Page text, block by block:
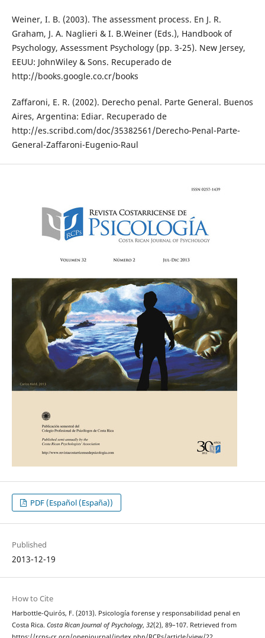
Weiner, I. B. (2003). The assessment process. En J. R.
Graham, J. A. Naglieri & I. B.Weiner (Eds.), Handbook of
Psychology, Assessment Psychology (pp. 3-25). New Jersey,
EEUU: JohnWiley & Sons. Recuperado de
http://books.google.co.cr/books
Zaffaroni, E. R. (2002). Derecho penal. Parte General. Buenos
Aires, Argentina: Ediar. Recuperado de
http://es.scribd.com/doc/35382561/Derecho-Penal-Parte-
General-Zaffaroni-Eugenio-Raul
PDF (Español (España))
Published
2013-12-19
How to Cite
Harbottle-Quirós, F. (2013). Psicología forense y responsabilidad penal en
Costa Rica. Costa Rican Journal of Psychology, 32(2), 89–107. Retrieved from